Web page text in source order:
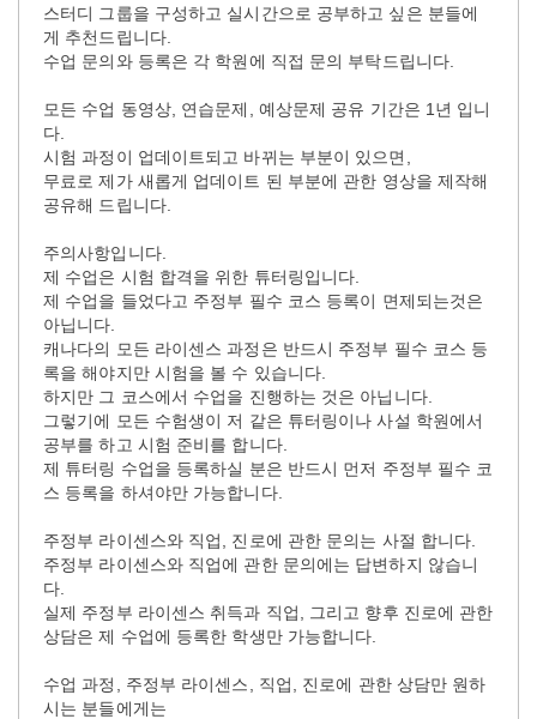
스터디 그룹을 구성하고 실시간으로 공부하고 싶은 분들에
게 추천드립니다.
수업 문의와 등록은 각 학원에 직접 문의 부탁드립니다.
모든 수업 동영상, 연습문제, 예상문제 공유 기간은 1년 입니
다.
시험 과정이 업데이트되고 바뀌는 부분이 있으면,
무료로 제가 새롭게 업데이트 된 부분에 관한 영상을 제작해
공유해 드립니다.
주의사항입니다.
제 수업은 시험 합격을 위한 튜터링입니다.
제 수업을 들었다고 주정부 필수 코스 등록이 면제되는것은
아닙니다.
캐나다의 모든 라이센스 과정은 반드시 주정부 필수 코스 등
록을 해야지만 시험을 볼 수 있습니다.
하지만 그 코스에서 수업을 진행하는 것은 아닙니다.
그렇기에 모든 수험생이 저 같은 튜터링이나 사설 학원에서
공부를 하고 시험 준비를 합니다.
제 튜터링 수업을 등록하실 분은 반드시 먼저 주정부 필수 코
스 등록을 하셔야만 가능합니다.
주정부 라이센스와 직업, 진로에 관한 문의는 사절 합니다.
주정부 라이센스와 직업에 관한 문의에는 답변하지 않습니
다.
실제 주정부 라이센스 취득과 직업, 그리고 향후 진로에 관한
상담은 제 수업에 등록한 학생만 가능합니다.
수업 과정, 주정부 라이센스, 직업, 진로에 관한 상담만 원하
시는 분들에게는